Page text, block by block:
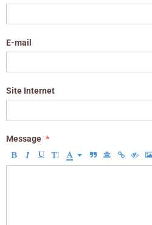
E-mail
Site Internet
Message